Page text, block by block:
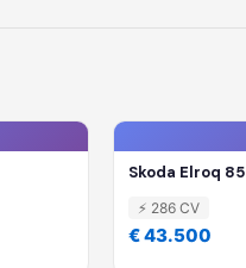
Skoda Elroq 85
⚡ 286 CV
€ 43.500